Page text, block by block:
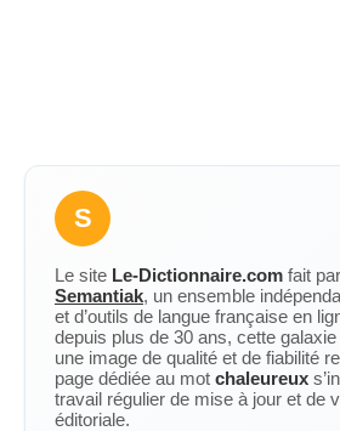
S
Le site Le-Dictionnaire.com fait
Semantiak, un ensemble
et d’outils de langue française en
depuis plus de 30 ans, cette
une image de qualité et de fiabilité
page dédiée au mot chaleureux
travail régulier de mise à jour et de
éditoriale.